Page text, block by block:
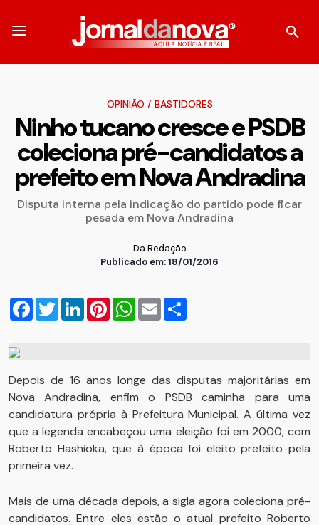
OPINIÃO / BASTIDORES
Ninho tucano cresce e PSDB
coleciona pré-candidatos a
prefeito em Nova Andradina
Disputa interna pela indicação do partido pode ficar
pesada em Nova Andradina
Da Redação
Publicado em: 18/01/2016
Facebook
TwitterLinkedInPinterestWhatsApp
Email
Depois de 16 anos longe das disputas majoritárias em
Nova Andradina, enfim o PSDB caminha para uma
candidatura própria à Prefeitura Municipal. A última vez
que a legenda encabeçou uma eleição foi em 2000, com
Roberto Hashioka, que à época foi eleito prefeito pela
primeira vez.
Mais de uma década depois, a sigla agora coleciona pré-
candidatos. Entre eles estão o atual prefeito Roberto